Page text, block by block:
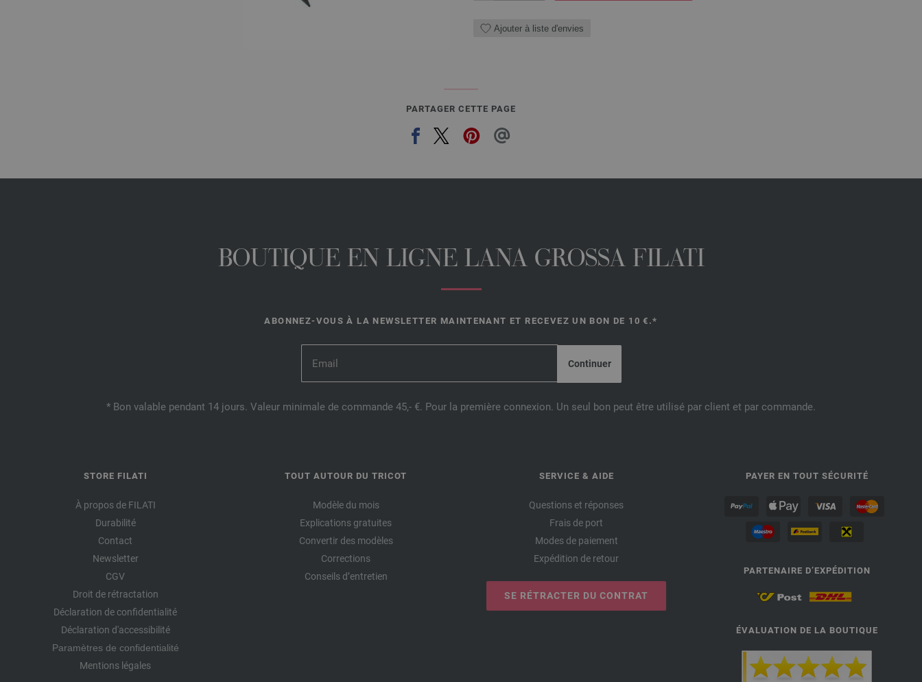
Ajouter à liste d'envies
PARTAGER CETTE PAGE
BOUTIQUE EN LIGNE LANA GROSSA FILATI
ABONNEZ-VOUS À LA NEWSLETTER MAINTENANT ET RECEVEZ UN BON DE 10 €.*
* Bon valable pendant 14 jours. Valeur minimale de commande 45,- €. Pour la première connexion. Un seul bon peut être utilisé par client et par commande.
STORE FILATI
À propos de FILATI
Durabilité
Contact
Newsletter
CGV
Droit de rétractation
Déclaration de confidentialité
Déclaration d'accessibilité
Paramètres de confidentialité
Mentions légales
TOUT AUTOUR DU TRICOT
Modèle du mois
Explications gratuites
Convertir des modèles
Corrections
Conseils d’entretien
SERVICE & AIDE
Questions et réponses
Frais de port
Modes de paiement
Expédition de retour
SE RÉTRACTER DU CONTRAT
PAYER EN TOUT SÉCURITÉ
PARTENAIRE D’EXPÉDITION
ÉVALUATION DE LA BOUTIQUE